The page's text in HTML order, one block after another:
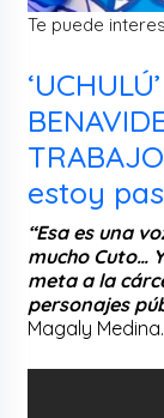
Te puede
estoy
“Esa es una
mucho Cuto…
meta a la
personajes
Magaly Medina.